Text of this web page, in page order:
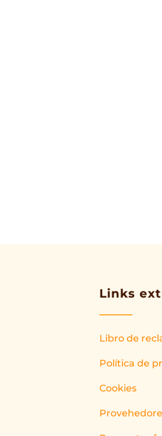
Links
Libro de
Política de
Cookies